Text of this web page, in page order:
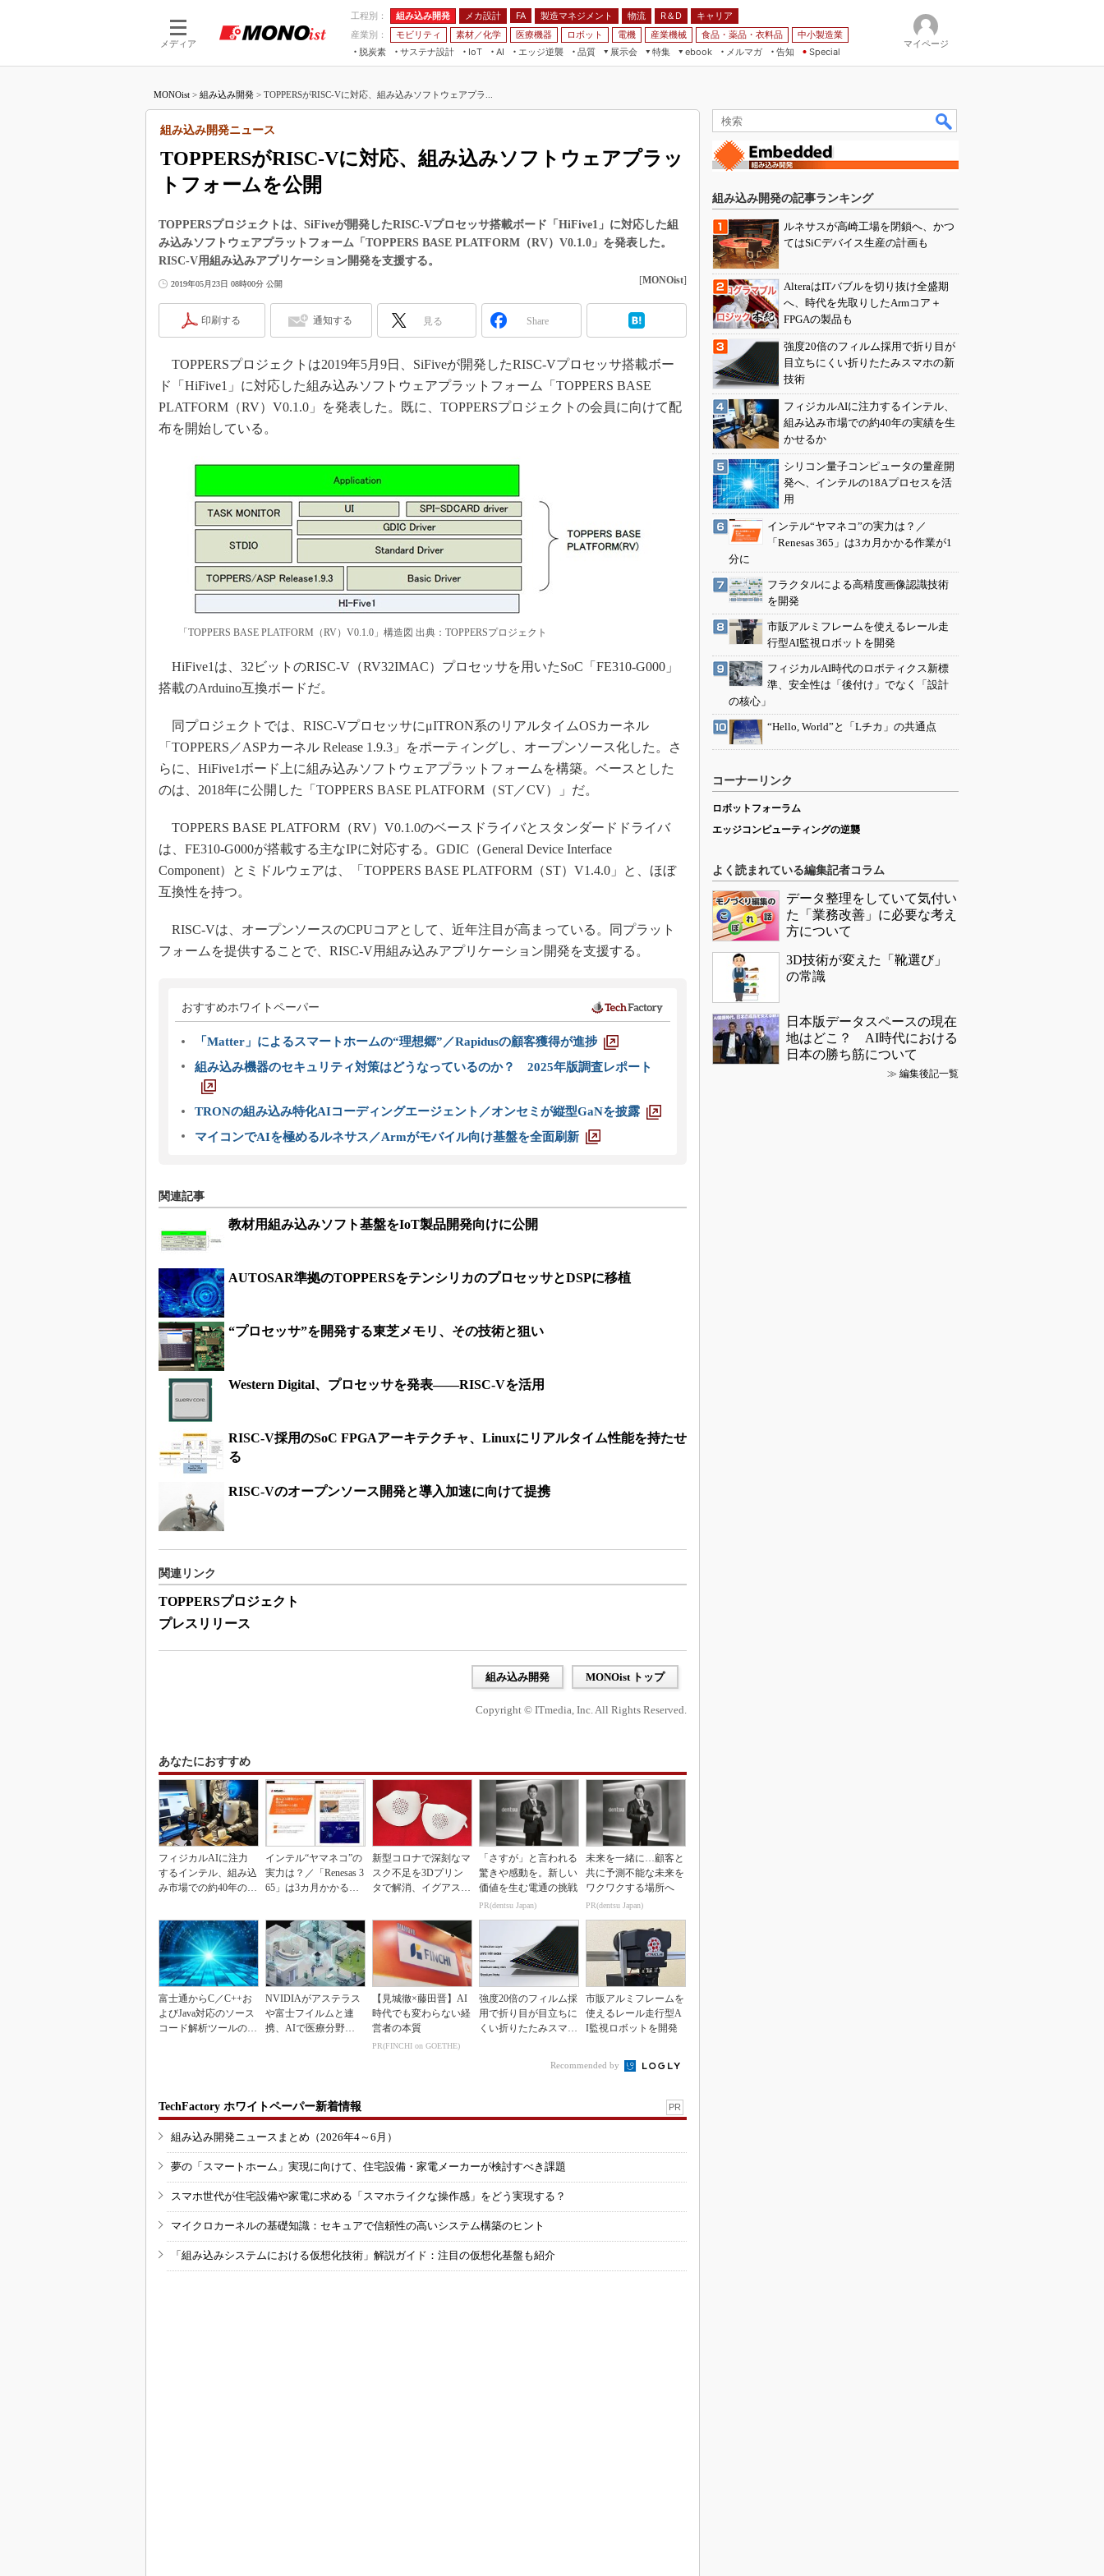
メディア
工程別： 組み込み開発 メカ設計 FA 製造マネジメント 物流 R＆D
キャリア
産業別：
モビリティ 素材／化学 医療機器 ロボット 電機 産業機械 食品・薬品・衣料品
中小製造業
脱炭素
サステナ設計
IoT
つながる工場
AI
AI×設備保全
エッジ逆襲 品質
展示会
JIMTOF
IIFES
TECHNO-FRONTIER
EdgeTech+
日本ものづくりワールド
AUTOMOTIVE WORLD
産業オープンネット展
特集
つながるクルマ
組み込み画像技術
組み込みモデリング
ISO26262
3Dプリンタ
デジタルツインとCAE
製造業ビッグデータ
グローバル設計・開発
ebook
メルマガ
告知 Special
マイページ
MONOist > 組み込み開発 > TOPPERSがRISC-Vに対応、組み込みソフトウェアプラ...
TOPPERSがRISC-Vに対応、組み込みソフトウェアプラッ
トフォームを公開
組み込み開発ニュース
TOPPERSプロジェクトは、SiFiveが開発したRISC-Vプロセッサ搭載ボード「HiFive1」に対応した組
み込みソフトウェアプラットフォーム「TOPPERS BASE PLATFORM（RV）V0.1.0」を発表した。
RISC-V用組み込みアプリケーション開発を支援する。
2019年05月23日 08時00分 公開 [MONOist]
印刷する 通知する 見る Share
TOPPERSプロジェクトは2019年5月9日、SiFiveが開発したRISC-Vプロセッサ搭載ボー
ド「HiFive1」に対応した組み込みソフトウェアプラットフォーム「TOPPERS BASE
PLATFORM（RV）V0.1.0」を発表した。既に、TOPPERSプロジェクトの会員に向けて配
布を開始している。
「TOPPERS BASE PLATFORM（RV）V0.1.0」構造図 出典：TOPPERSプロジェクト
HiFive1は、32ビットのRISC-V（RV32IMAC）プロセッサを用いたSoC「FE310-G000」
搭載のArduino互換ボードだ。
同プロジェクトでは、RISC-VプロセッサにμITRON系のリアルタイムOSカーネル
「TOPPERS／ASPカーネル Release 1.9.3」をポーティングし、オープンソース化した。さ
らに、HiFive1ボード上に組み込みソフトウェアプラットフォームを構築。ベースとした
のは、2018年に公開した「TOPPERS BASE PLATFORM（ST／CV）」だ。
TOPPERS BASE PLATFORM（RV）V0.1.0のベースドライバとスタンダードドライバ
は、FE310-G000が搭載する主なIPに対応する。GDIC（General Device Interface
Component）とミドルウェアは、「TOPPERS BASE PLATFORM（ST）V1.4.0」と、ほぼ
互換性を持つ。
RISC-Vは、オープンソースのCPUコアとして、近年注目が高まっている。同プラット
フォームを提供することで、RISC-V用組み込みアプリケーション開発を支援する。
おすすめホワイトペーパー
「Matter」によるスマートホームの“理想郷”／Rapidusの顧客獲得が進捗
組み込み機器のセキュリティ対策はどうなっているのか？ 2025年版調査レポート
TRONの組み込み特化AIコーディングエージェント／オンセミが縦型GaNを披露
マイコンでAIを極めるルネサス／Armがモバイル向け基盤を全面刷新
関連記事
教材用組み込みソフト基盤をIoT製品開発向けに公開
AUTOSAR準拠のTOPPERSをテンシリカのプロセッサとDSPに移植
“プロセッサ”を開発する東芝メモリ、その技術と狙い
Western Digital、プロセッサを発表――RISC-Vを活用
RISC-V採用のSoC FPGAアーキテクチャ、Linuxにリアルタイム性能を持たせ
る
RISC-Vのオープンソース開発と導入加速に向けて提携
関連リンク
TOPPERSプロジェクト
プレスリリース
組み込み開発 MONOist トップ
Copyright © ITmedia, Inc. All Rights Reserved.
あなたにおすすめ
フィジカルAIに注力
するインテル、組み込
み市場での約40年の実
インテル“ヤマネコ”の
実力は？／「Renesas 3
65」は3カ月かかる作
新型コロナで深刻なマ
スク不足を3Dプリン
タで解消、イグアスが
「さすが」と言われる
驚きや感動を。新しい
価値を生む電通の挑戦
PR(dentsu Japan)
未来を一緒に…顧客と
共に予測不能な未来を
ワクワクする場所へ
PR(dentsu Japan)
富士通からC／C++お
よびJava対応のソース
コード解析ツールの資
NVIDIAがアステラス
や富士フイルムと連
携、AIで医療分野支
【見城徹×藤田晋】AI
時代でも変わらない経
営者の本質
PR(FINCHI on GOETHE)
強度20倍のフィルム採
用で折り目が目立ちに
くい折りたたみスマホ
市販アルミフレームを
使えるレール走行型A
I監視ロボットを開発
Recommended by
TechFactory ホワイトペーパー新着情報 PR
組み込み開発ニュースまとめ（2026年4～6月）
夢の「スマートホーム」実現に向けて、住宅設備・家電メーカーが検討すべき課題
スマホ世代が住宅設備や家電に求める「スマホライクな操作感」をどう実現する？
マイクロカーネルの基礎知識：セキュアで信頼性の高いシステム構築のヒント
「組み込みシステムにおける仮想化技術」解説ガイド：注目の仮想化基盤も紹介
組み込み開発の記事ランキング
ルネサスが高崎工場を閉鎖へ、かつ
てはSiCデバイス生産の計画も
AlteraはITバブルを切り抜け全盛期
へ、時代を先取りしたArmコア＋
FPGAの製品も
強度20倍のフィルム採用で折り目が
目立ちにくい折りたたみスマホの新
技術
フィジカルAIに注力するインテル、
組み込み市場での約40年の実績を生
かせるか
シリコン量子コンピュータの量産開
発へ、インテルの18Aプロセスを活
用
インテル“ヤマネコ”の実力は？／
「Renesas 365」は3カ月かかる作業が1
分に
フラクタルによる高精度画像認識技術
を開発
市販アルミフレームを使えるレール走
行型AI監視ロボットを開発
フィジカルAI時代のロボティクス新標
準、安全性は「後付け」でなく「設計
の核心」
“Hello, World”と「Lチカ」の共通点
コーナーリンク
ロボットフォーラム
エッジコンピューティングの逆襲
よく読まれている編集記者コラム
データ整理をしていて気付い
た「業務改善」に必要な考え
方について
3D技術が変えた「靴選び」
の常識
日本版データスペースの現在
地はどこ？ AI時代における
日本の勝ち筋について
≫ 編集後記一覧